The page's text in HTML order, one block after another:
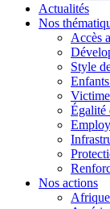
Actualités
Nos
Accès
Style
Égalité
Nos actions
Afrique